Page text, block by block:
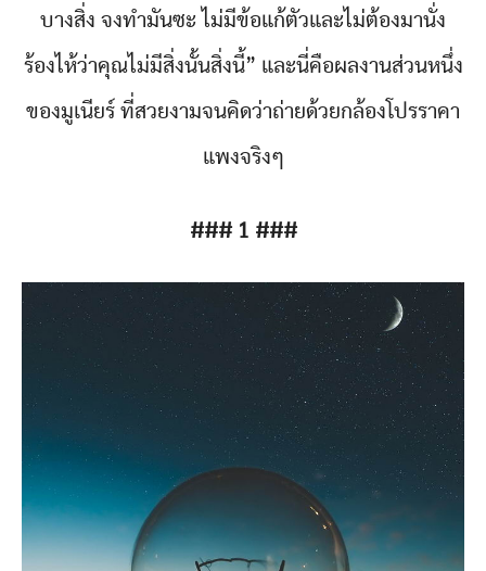
บางสิ่ง จงทำมันซะ ไม่มีข้อแก้ตัวและไม่ต้องมานั่ง
ร้องไห้ว่าคุณไม่มีสิ่งนั้นสิ่งนี้” และนี่คือผลงานส่วนหนึ่ง
ของมูเนียร์ ที่สวยงามจนคิดว่าถ่ายด้วยกล้องโปรราคา
แพงจริงๆ
### 1 ###